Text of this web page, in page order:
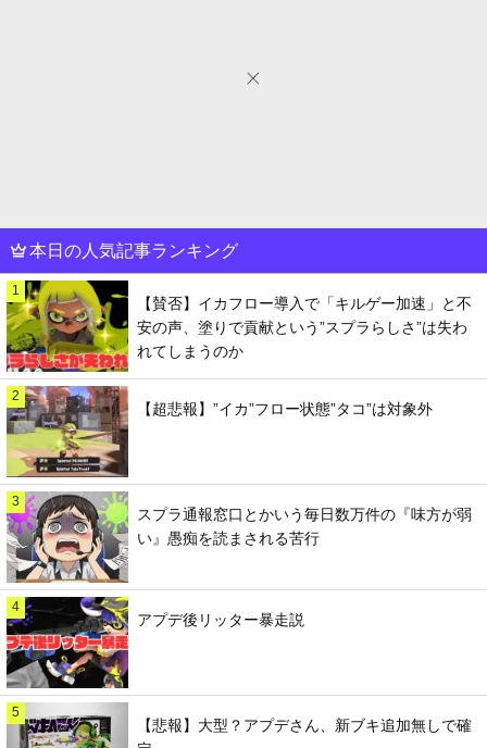
本日の人気記事ランキング
1
【賛否】イカフロー導入で「キルゲー加速」と不
安の声、塗りで貢献という”スプラらしさ”は失わ
れてしまうのか
2
【超悲報】”イカ”フロー状態”タコ”は対象外
3
スプラ通報窓口とかいう毎日数万件の『味方が弱
い』愚痴を読まされる苦行
4
アプデ後リッター暴走説
5
【悲報】大型？アプデさん、新ブキ追加無しで確